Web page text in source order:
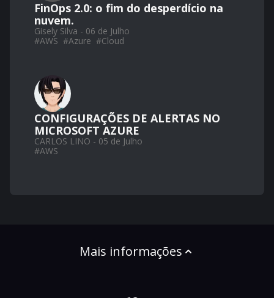
FinOps 2.0: o fim do desperdício na
nuvem.
Gisely Silva - 06 de Julho
#AWS #Azure #Cloud
CONFIGURAÇÕES DE ALERTAS NO
MICROSOFT AZURE
CARLOS LINO - 05 de Julho
#AWS
Mais informações